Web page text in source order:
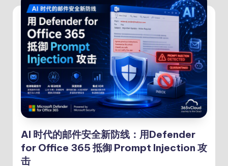
AI 时代的邮件安全新防线：用Defender
for Office 365 抵御 Prompt Injection 攻
击